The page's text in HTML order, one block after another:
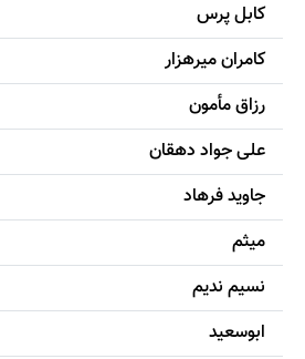
کابل پرس
کامران میرهزار
رزاق مأمون
علی جواد دهقان
جاويد فرهاد
میثم
نسیم ندیم
ابوسعيد